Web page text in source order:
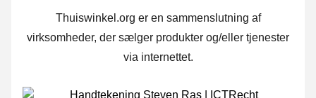
Thuiswinkel.org er en sammenslutning af
virksomheder, der sælger produkter og/eller tjenester
via internettet.